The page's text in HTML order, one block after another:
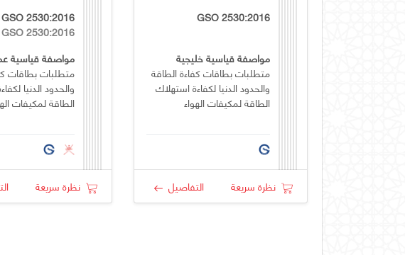
GSO 2530:2016
مواصفة قياسية خليجية
متطلبات بطاقات كفاءة الطاقة
والحدود الدنيا لكفاءة استهلاك
الطاقة لمكيفات الهواء
نظرة سريعة التفاصيل
2530:2016
GSO 2530:2016
مواصفة قياسية
متطلبات بطاقات
والحدود الدنيا
الطاقة لمكيفات
نظرة سريعة